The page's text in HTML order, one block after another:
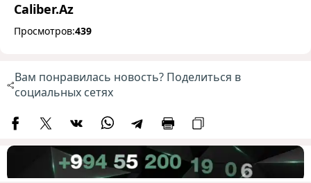
Caliber.Az
Просмотров:439
Вам понравилась новость? Поделиться в
социальных сетях